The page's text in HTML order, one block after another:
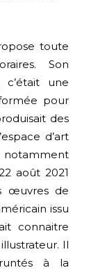
toute
Son
c’était une
pour
des
d’art
août 2021
œuvres de
issu
connaitre
Il
à la